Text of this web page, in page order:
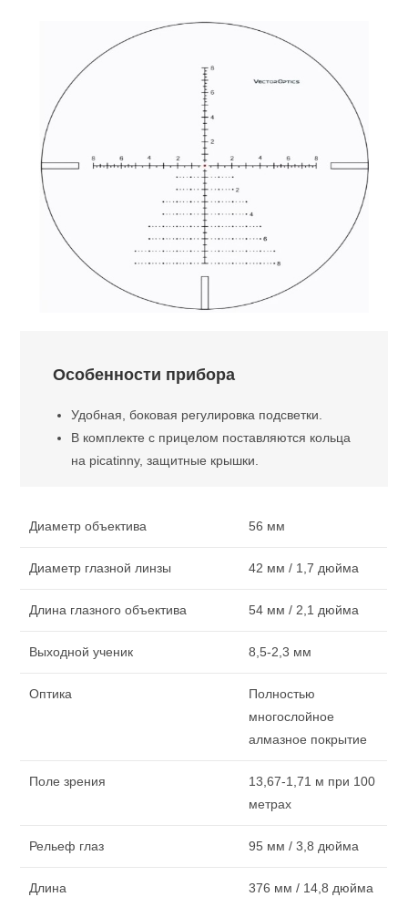
Особенности прибора
Удобная, боковая регулировка подсветки.
В комплекте с прицелом поставляются кольца
на picatinny, защитные крышки.
Диаметр объектива 56 мм
Диаметр глазной линзы 42 мм / 1,7 дюйма
Длина глазного объектива 54 мм / 2,1 дюйма
Выходной ученик 8,5-2,3 мм
Оптика
Полностью
многослойное
алмазное покрытие
Поле зрения
13,67-1,71 м при 100
метрах
Рельеф глаз 95 мм / 3,8 дюйма
Длина 376 мм / 14,8 дюйма